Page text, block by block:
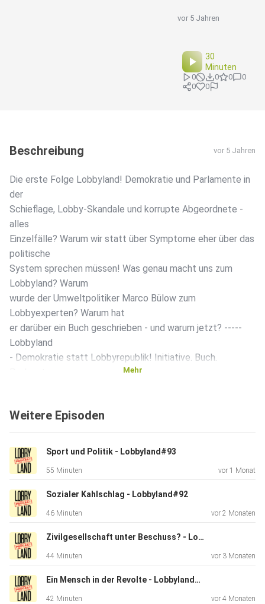
vor 5 Jahren
30
Minuten
0 0 0
0
0
0
Beschreibung vor 5 Jahren
Die erste Folge Lobbyland! Demokratie und Parlamente in
der
Schieflage, Lobby-Skandale und korrupte Abgeordnete -
alles
Einzelfälle? Warum wir statt über Symptome eher über das
politische
System sprechen müssen! Was genau macht uns zum
Lobbyland? Warum
wurde der Umweltpolitiker Marco Bülow zum
Lobbyexperten? Warum hat
er darüber ein Buch geschrieben - und warum jetzt? -----
Lobbyland
- Demokratie statt Lobbyrepublik! Initiative. Buch.
https://www.instagram.com/lobbyland_de NEU! Folgt
Lobbyland auf YouTube! Lesungen, Live-Events und
Klartext:
https://bit.ly/3mWndoP Mehr zu Marco:
https://facebook.com/marco.buelow
https://twitter.com/marcobuelow
Podcast-Team:
Sabrina https://twitter.com/sabri_capri
https://twitter.com/kein__held Jann (Technik) Feedback?
Mitmachen? Schreibt uns an team@lobbyland.de :-)
Mehr
Weitere Episoden
Sport und Politik - Lobbyland#93
55 Minuten vor 1 Monat
Sozialer Kahlschlag - Lobbyland#92
46 Minuten vor 2 Monaten
Zivilgesellschaft unter Beschuss? - Lobbyland#91
44 Minuten vor 3 Monaten
Ein Mensch in der Revolte - Lobbyland#90
42 Minuten vor 4 Monaten